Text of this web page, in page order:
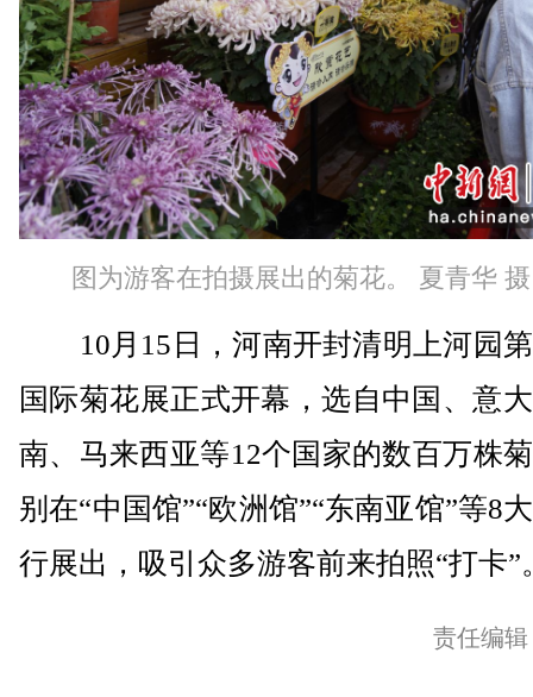
图为游客在拍摄展出的菊花。 夏青华 摄
10月15日，河南开封清明上河园
国际菊花展正式开幕，选自中国、意
南、马来西亚等12个国家的数百万株
别在“中国馆”“欧洲馆”“东南亚馆”等8
行展出，吸引众多游客前来拍照“打卡”
责任编